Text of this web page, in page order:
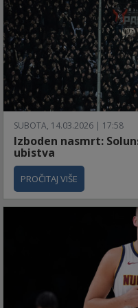
SUBOTA, 14.03.2026 | 17:58
Izboden nasmrt:
ubistva
PROČITAJ VIŠE